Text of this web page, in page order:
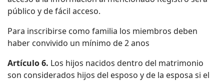
público y de fácil acceso.
Para inscribirse como familia los miembros deben
haber convivido un mínimo de 2 anos
Artículo 6. Los hijos nacidos dentro del matrimonio
son considerados hijos del esposo y de la esposa si el